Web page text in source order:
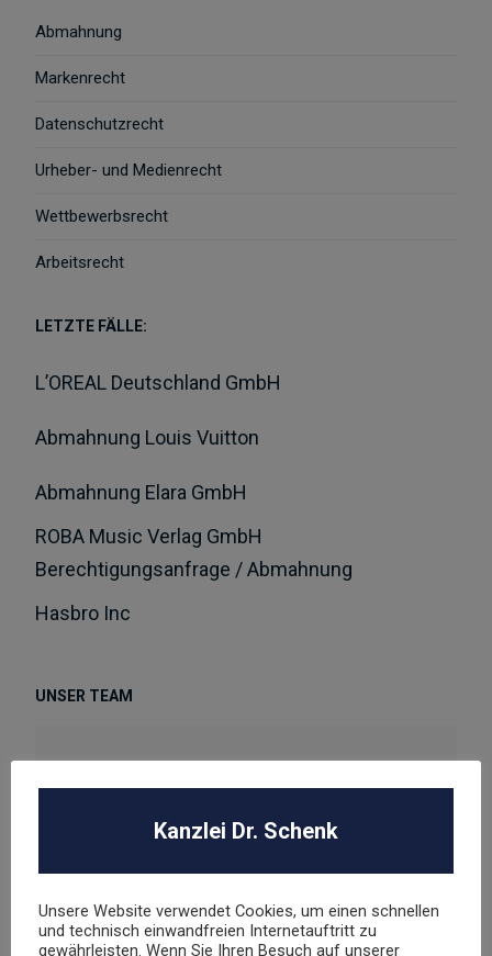
Abmahnung
Markenrecht
Datenschutzrecht
Urheber- und Medienrecht
Wettbewerbsrecht
Arbeitsrecht
LETZTE FÄLLE:
L’OREAL Deutschland GmbH
Abmahnung Louis Vuitton
Abmahnung Elara GmbH
ROBA Music Verlag GmbH
Berechtigungsanfrage / Abmahnung
Hasbro Inc
UNSER TEAM
Rechtsschutz
Kanzlei Dr. Schenk
Unsere Website verwendet Cookies, um einen schnellen
und technisch einwandfreien Internetauftritt zu
gewährleisten. Wenn Sie Ihren Besuch auf unserer